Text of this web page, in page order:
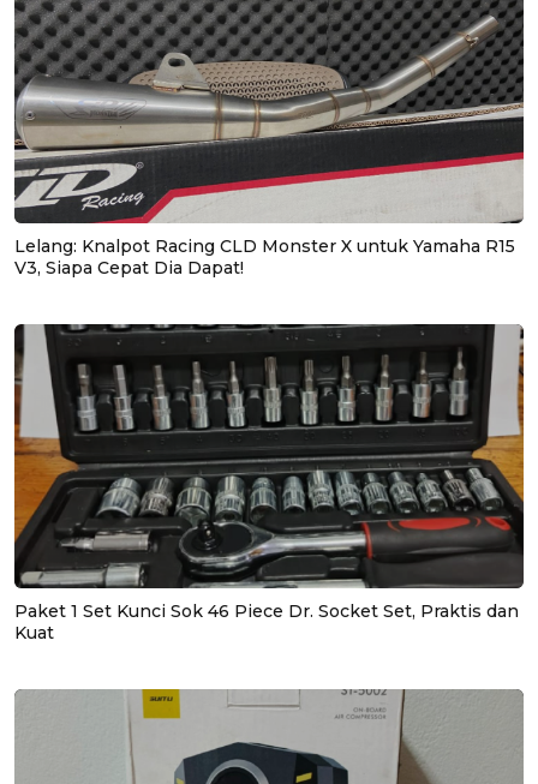
Lelang: Knalpot Racing CLD Monster X untuk Yamaha R15
V3, Siapa Cepat Dia Dapat!
Paket 1 Set Kunci Sok 46 Piece Dr. Socket Set, Praktis dan
Kuat